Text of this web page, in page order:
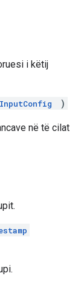
i këtij
InputConfig )
në të cilat